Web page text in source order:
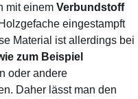
mit einem Verbundstoff
eingestampft
Material ist allerdings bei
zum Beispiel
oder andere
Daher lässt man den